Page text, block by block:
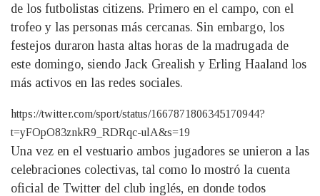
de los futbolistas citizens. Primero en el campo, con el
trofeo y las personas más cercanas. Sin embargo, los
festejos duraron hasta altas horas de la madrugada de
este domingo, siendo Jack Grealish y Erling Haaland los
más activos en las redes sociales.
https://twitter.com/sport/status/1667871806345170944?
t=yFOpO83znkR9_RDRqc-ulA&s=19
Una vez en el vestuario ambos jugadores se unieron a las
celebraciones colectivas, tal como lo mostró la cuenta
oficial de Twitter del club inglés, en donde todos